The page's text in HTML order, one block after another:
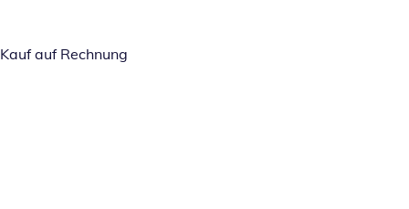
Kauf auf Rechnung